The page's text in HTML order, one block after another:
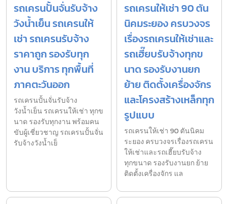
รถเครนปั้นจั่นรับจ้าง
วังน้ำเย็น รถเครนให้
เช่า รถเครนรับจ้าง
ราคาถูก รองรับทุก
งาน บริการ ทุกพื้นที่
ภาคตะวันออก
รถเครนปั้นจั่นรับจ้าง
วังน้ำเย็น รถเครนให้เช่า ทุกข
นาด รองรับทุกงาน พร้อมคน
ขับผู้เชี่ยวชาญ รถเครนปั้นจั่น
รับจ้างวังน้ำเย็
รถเครนให้เช่า 90 ตัน
นิคมระยอง ครบวงจร
เรื่องรถเครนให้เช่าและ
รถเฮี๊ยบรับจ้างทุกข
นาด รองรับงานยก
ย้าย ติดตั้งเครื่องจักร
และโครงสร้างเหล็กทุก
รูปแบบ
รถเครนให้เช่า 90 ตันนิคม
ระยอง ครบวงจรเรื่องรถเครน
ให้เช่าและรถเฮี๊ยบรับจ้าง
ทุกขนาด รองรับงานยก ย้าย
ติดตั้งเครื่องจักร แล